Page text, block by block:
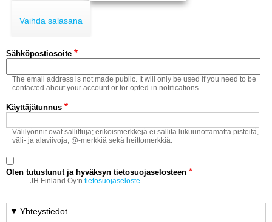
MOTOCROSS
MUUT LAJIT
YLEISTÄ ALALTA
LUE DIGILEHDET
ASIAKASPALVELU JA
MEDIATIEDOT
YHTEYSTIEDOT
Vaihda salasana
Sähköpostiosoite
The email address is not made public. It will only be used if you need to be
contacted about your account or for opted-in notifications.
Käyttäjätunnus
Välilyönnit ovat sallittuja; erikoismerkkejä ei sallita lukuunottamatta pisteitä,
väli- ja alaviivoja, @-merkkiä sekä heittomerkkiä.
Olen tutustunut ja hyväksyn tietosuojaselosteen
JH Finland Oy:ntietosuojaseloste
Yhteystiedot